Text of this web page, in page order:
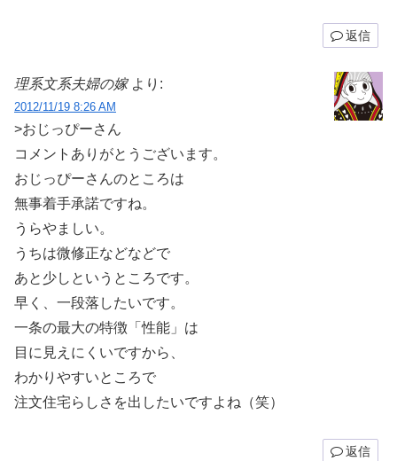
返信
理系文系夫婦の嫁 より:
2012/11/19 8:26 AM
>おじっぴーさん
コメントありがとうございます。
おじっぴーさんのところは
無事着手承諾ですね。
うらやましい。
うちは微修正などなどで
あと少しというところです。
早く、一段落したいです。
一条の最大の特徴「性能」は
目に見えにくいですから、
わかりやすいところで
注文住宅らしさを出したいですよね（笑）
返信